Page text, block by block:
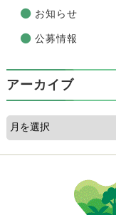
お知らせ
公募情報
アーカイブ